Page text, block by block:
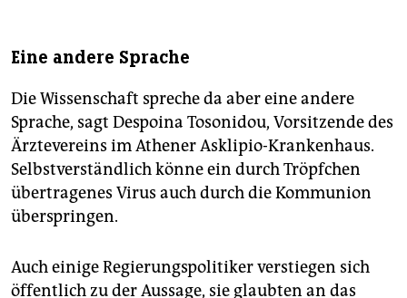
Eine andere Sprache
Die Wissenschaft spreche da aber eine andere
Sprache, sagt Despoina Tosonidou, Vorsitzende des
Ärztevereins im Athener Asklipio-Krankenhaus.
Selbstverständlich könne ein durch Tröpfchen
übertragenes Virus auch durch die Kommunion
überspringen.
Auch einige Regierungspolitiker verstiegen sich
öffentlich zu der Aussage, sie glaubten an das